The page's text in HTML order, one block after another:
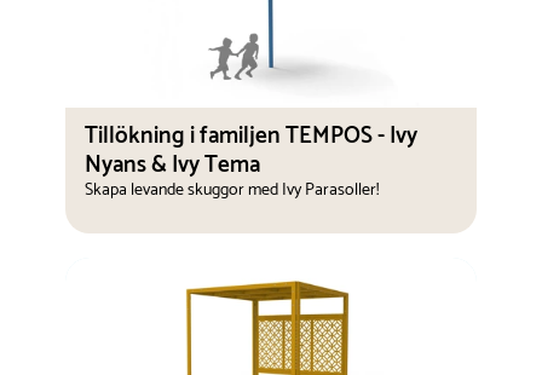
Tillökning i familjen TEMPOS - Ivy
Nyans & Ivy Tema
Skapa levande skuggor med Ivy Parasoller!